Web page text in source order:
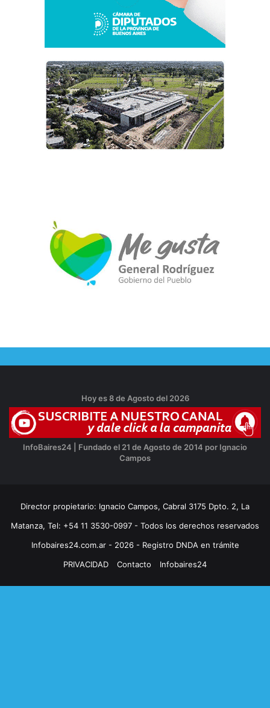
Hoy es 8 de Agosto del 2026
InfoBaires24 | Fundado el 21 de Agosto de 2014 por Ignacio
Campos
Director propietario: Ignacio Campos, Cabral 3175 Dpto. 2, La
Matanza, Tel: +54 11 3530-0997 - Todos los derechos reservados
Infobaires24.com.ar - 2026 - Registro DNDA en trámite
PRIVACIDAD
Contacto Infobaires24